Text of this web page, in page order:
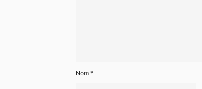
Nom *